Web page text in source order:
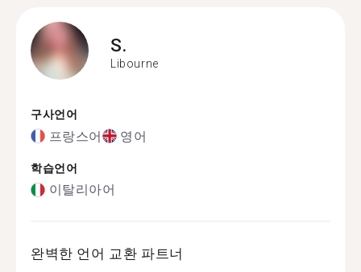
S.
Libourne
구사언어
프랑스어 영어
학습언어
이탈리아어
완벽한 언어 교환 파트너